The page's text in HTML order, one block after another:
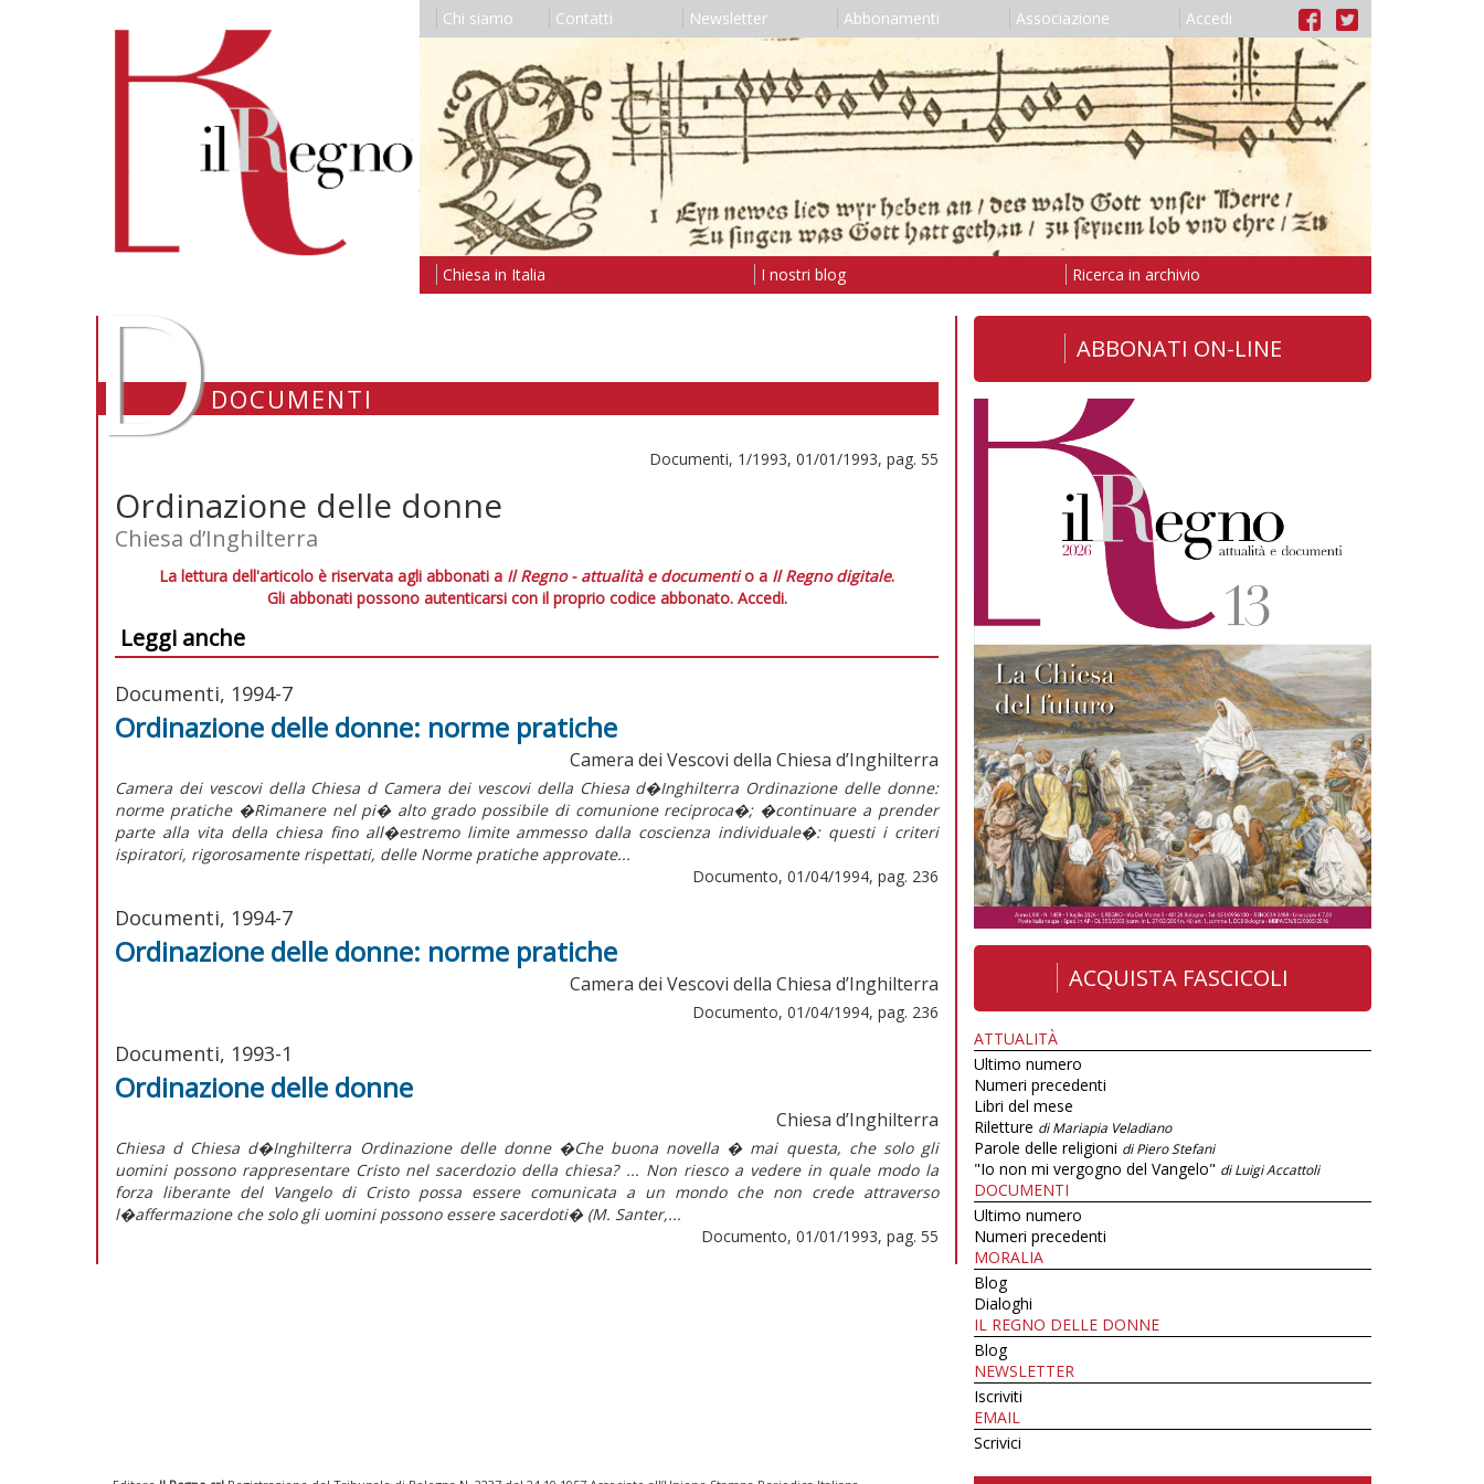
Chi siamo Contatti Newsletter Abbonamenti Associazione Accedi
Chiesa in Italia I nostri blog Ricerca in archivio
DDOCUMENTI
Documenti, 1/1993, 01/01/1993, pag. 55
Ordinazione delle donne
Chiesa d’Inghilterra
La lettura dell'articolo è riservata agli abbonati a Il Regno - attualità e documentio a Il Regno digitale.
Gli abbonati possono autenticarsi con il proprio codice abbonato. Accedi.
Leggi anche
Documenti, 1994-7
Ordinazione delle donne: norme pratiche
Camera dei Vescovi della Chiesa d’Inghilterra
Camera dei vescovi della Chiesa d Camera dei vescovi della Chiesa d�Inghilterra Ordinazione delle donne:
norme pratiche �Rimanere nel pi� alto grado possibile di comunione reciproca�; �continuare a prender
parte alla vita della chiesa fino all�estremo limite ammesso dalla coscienza individuale�: questi i criteri
ispiratori, rigorosamente rispettati, delle Norme pratiche approvate...
Documento, 01/04/1994, pag. 236
Documenti, 1994-7
Ordinazione delle donne: norme pratiche
Camera dei Vescovi della Chiesa d’Inghilterra
Documento, 01/04/1994, pag. 236
Documenti, 1993-1
Ordinazione delle donne
Chiesa d’Inghilterra
Chiesa d Chiesa d�Inghilterra Ordinazione delle donne �Che buona novella � mai questa, che solo gli
uomini possono rappresentare Cristo nel sacerdozio della chiesa? ... Non riesco a vedere in quale modo la
forza liberante del Vangelo di Cristo possa essere comunicata a un mondo che non crede attraverso
l�affermazione che solo gli uomini possono essere sacerdoti� (M. Santer,...
Documento, 01/01/1993, pag. 55
ABBONATI ON-LINE
ACQUISTA FASCICOLI
ATTUALITÀ
Ultimo numero
Numeri precedenti
Libri del mese
Riletture di Mariapia Veladiano
Parole delle religioni di Piero Stefani
"Io non mi vergogno del Vangelo" di Luigi Accattoli
DOCUMENTI
Ultimo numero
Numeri precedenti
MORALIA
Blog
Dialoghi
IL REGNO DELLE DONNE
Blog
NEWSLETTER
Iscriviti
EMAIL
Scrivici